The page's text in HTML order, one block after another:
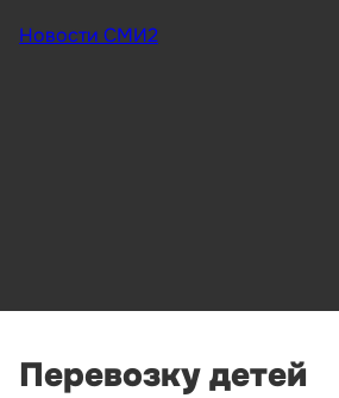
Новости СМИ2
Перевозку детей